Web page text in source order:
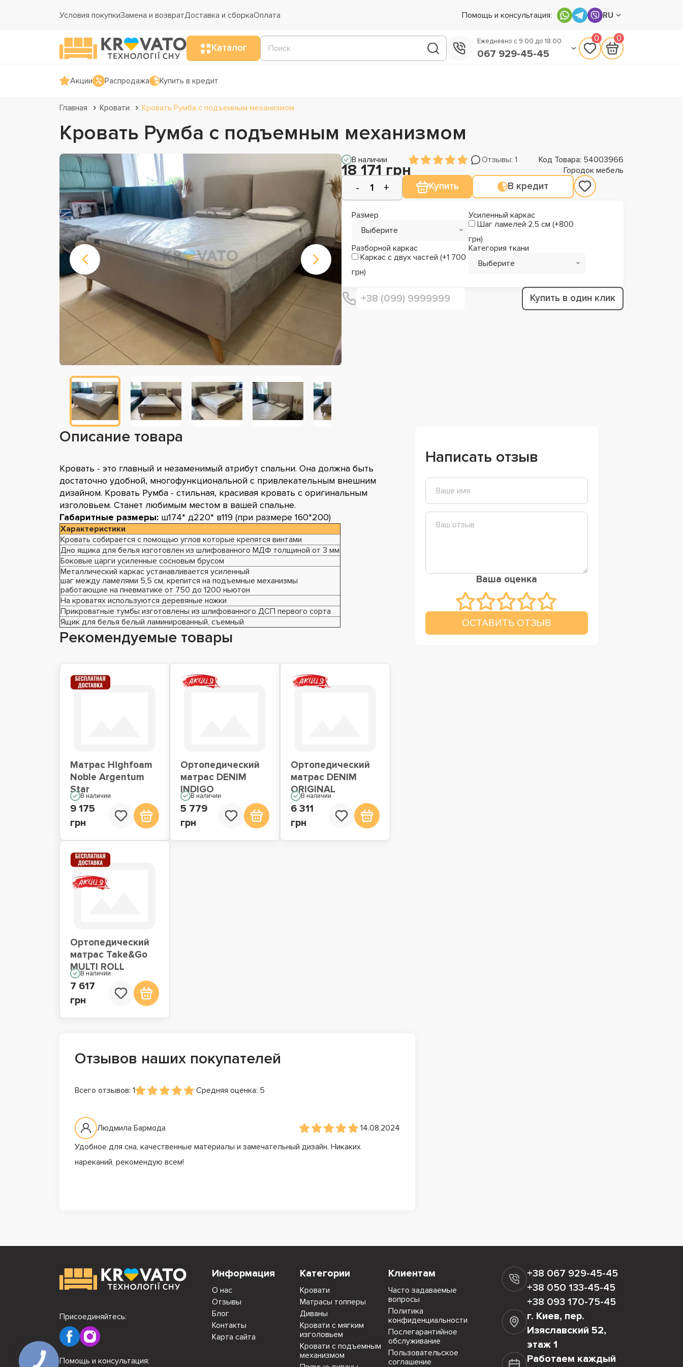
Условия покупкиЗамена и возвратДоставка и сборкаОплата Помощь и консультация: RU
Каталог
Ежедневно с 9:00 до 18:00
067 929-45-45
0 0
Акции Распродажа Купить в кредит
Главная Кровати Кровать Румба с подъемным механизмом
Кровать Румба с подъемным механизмом
В наличии Отзывы: 1 Код Товара: 54003966
18 171 грн Городок мебель
Купить В кредит
Размер
Выберите
Усиленный каркас
Шаг ламелей 2,5 см (+800
грн)
Разборной каркас
Каркас с двух частей (+1 700
грн)
Категория ткани
Выберите
Купить в один клик
Описание товара
Кровать - это главный и незаменимый атрибут спальни. Она должна быть
достаточно удобной, многофункциональной с привлекательным внешним
дизайном. Кровать Румба - стильная, красивая кровать с оригинальным
изголовьем. Станет любимым местом в вашей спальне.
Габаритные размеры: ш174* д220* в119 (при размере 160*200)
Характеристики
Кровать собирается с помощью углов которые крепятся винтами
Дно ящика для белья изготовлен из шлифованного МДФ толщиной от 3 мм
Боковые царги усиленные сосновым брусом
Металлический каркас устанавливается усиленный
шаг между ламелями 5,5 см, крепится на подъемные механизмы
работающие на пневматике от 750 до 1200 ньютон
На кроватях используются деревяные ножки
Прикроватные тумбы изготовлены из шлифованного ДСП первого сорта
Ящик для белья белый ламинированный, съемный
Рекомендуемые товары
Матрас Highfoam
Noble Argentum
Star
В наличии
9 175
грн
Ортопедический
матрас DENIM
INDIGO
В наличии
5 779
грн
Ортопедический
матрас DENIM
ORIGINAL
В наличии
6 311
грн
Ортопедический
матрас Take&Go
MULTI ROLL
В наличии
7 617
грн
Отзывов наших покупателей
Всего отзывов: 1 Средняя оценка: 5
Людмила Бармода
14.08.2024
Удобное для сна, качественные материалы и замечательный дизайн. Никаких
нареканий, рекомендую всем!
Написать отзыв
Ваша оценка
ОСТАВИТЬ ОТЗЫВ
Информация
О нас
Отзывы
Блог
Контакты
Карта сайта
Категории
Кровати
Матрасы топперы
Диваны
Кровати с мягким
изголовьем
Кровати с подъемным
механизмом
Клиентам
Часто задаваемые
вопросы
Политика
конфиденциальности
Послегарантийное
обслуживание
Пользовательское
соглашение
+38 067 929-45-45
+38 050 133-45-45
+38 093 170-75-45
г. Киев, пер.
Изяславский 52,
этаж 1
Работаем каждый
Присоединяйтесь:
Помощь и консультация: